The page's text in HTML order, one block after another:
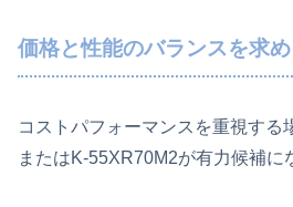
価格と性能のバランスを求
コストパフォーマンスを重視する
またはK-55XR70M2が有力候補に